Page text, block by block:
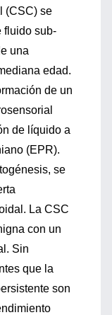
(CSC) se
fluido sub-
una
edad.
de un
de líquido a
(EPR).
se
La CSC
con un
Sin
que la
son